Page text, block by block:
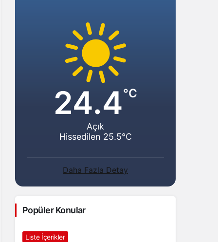
24.4°C
Açık
Hissedilen 25.5°C
Daha Fazla Detay
Popüler Konular
Liste İçerikler